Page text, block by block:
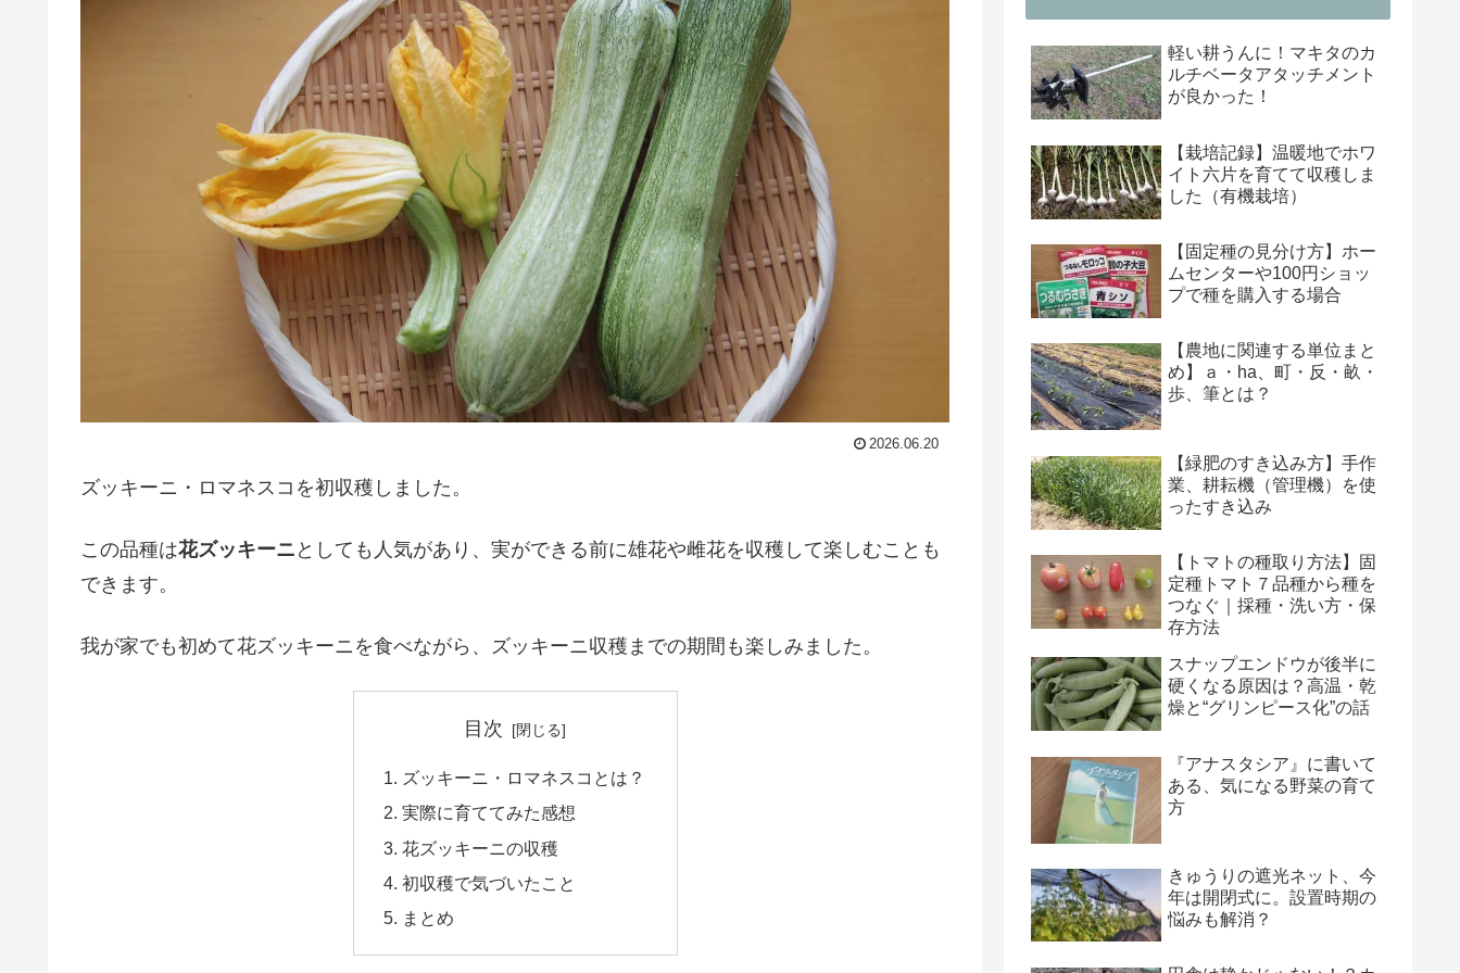
2026.06.20
ズッキーニ・ロマネスコを初収穫しました。
この品種は花ズッキーニ としても人気があり、実ができる前に雄花や雌花を収穫して楽しむことも
できます。
我が家でも初めて花ズッキーニを食べながら、ズッキーニ収穫までの期間も楽しみました。
目次
ズッキーニ・ロマネスコとは？
実際に育ててみた感想
花ズッキーニの収穫
初収穫で気づいたこと
まとめ
軽い耕うんに！マキタのカ
ルチベータアタッチメント
が良かった！
【栽培記録】温暖地でホワ
イト六片を育てて収穫しま
した（有機栽培）
【固定種の見分け方】ホー
ムセンターや100円ショッ
プで種を購入する場合
【農地に関連する単位まと
め】ａ・ha、町・反・畝・
歩、筆とは？
【緑肥のすき込み方】手作
業、耕耘機（管理機）を使
ったすき込み
【トマトの種取り方法】固
定種トマト７品種から種を
つなぐ｜採種・洗い方・保
存方法
スナップエンドウが後半に
硬くなる原因は？高温・乾
燥と“グリンピース化”の話
『アナスタシア』に書いて
ある、気になる野菜の育て
方
きゅうりの遮光ネット、今
年は開閉式に。設置時期の
悩みも解消？